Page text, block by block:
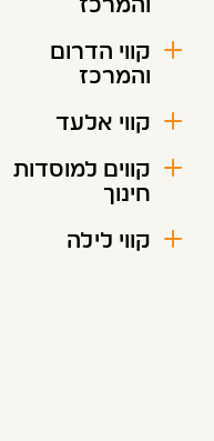
והמרכז
קווי הדרום
והמרכז
קווי אלעד
קווים למוסדות
חינוך
קווי לילה